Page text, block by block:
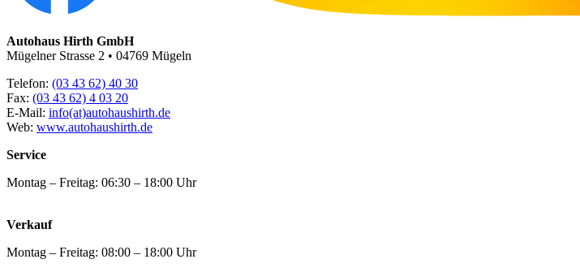
Autohaus Hirth GmbH
Mügelner Strasse 2 • 04769 Mügeln
Telefon: (03 43 62) 40 30
Fax: (03 43 62) 4 03 20
E-Mail: info(at)autohaushirth.de
Web: www.autohaushirth.de
Service
Montag – Freitag: 06:30 – 18:00 Uhr
Verkauf
Montag – Freitag: 08:00 – 18:00 Uhr